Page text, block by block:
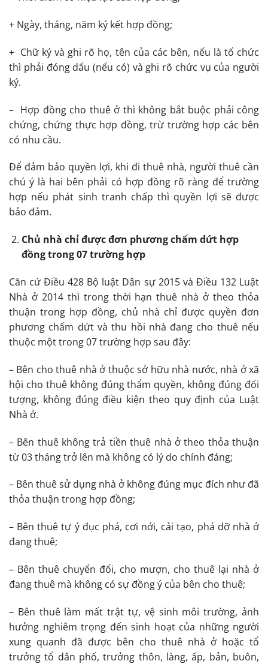
+ Ngày, tháng, năm ký kết hợp đồng;
+ Chữ ký và ghi rõ họ, tên của các bên, nếu là tổ chức
thì phải đóng dấu (nếu có) và ghi rõ chức vụ của người
ký.
– Hợp đồng cho thuê ở thì không bắt buộc phải công
chứng, chứng thực hợp đồng, trừ trường hợp các bên
có nhu cầu.
Để đảm bảo quyền lợi, khi đi thuê nhà, người thuê cần
chú ý là hai bên phải có hợp đồng rõ ràng để trường
hợp nếu phát sinh tranh chấp thì quyền lợi sẽ được
bảo đảm.
Chủ nhà chỉ được đơn phương chấm dứt hợp
đồng trong 07 trường hợp
Căn cứ Điều 428 Bộ luật Dân sự 2015 và Điều 132 Luật
Nhà ở 2014 thì trong thời hạn thuê nhà ở theo thỏa
thuận trong hợp đồng, chủ nhà chỉ được quyền đơn
phương chấm dứt và thu hồi nhà đang cho thuê nếu
thuộc một trong 07 trường hợp sau đây:
– Bên cho thuê nhà ở thuộc sở hữu nhà nước, nhà ở xã
hội cho thuê không đúng thẩm quyền, không đúng đối
tượng, không đúng điều kiện theo quy định của Luật
Nhà ở.
– Bên thuê không trả tiền thuê nhà ở theo thỏa thuận
từ 03 tháng trở lên mà không có lý do chính đáng;
– Bên thuê sử dụng nhà ở không đúng mục đích như đã
thỏa thuận trong hợp đồng;
– Bên thuê tự ý đục phá, cơi nới, cải tạo, phá dỡ nhà ở
đang thuê;
– Bên thuê chuyển đổi, cho mượn, cho thuê lại nhà ở
đang thuê mà không có sự đồng ý của bên cho thuê;
– Bên thuê làm mất trật tự, vệ sinh môi trường, ảnh
hưởng nghiêm trọng đến sinh hoạt của những người
xung quanh đã được bên cho thuê nhà ở hoặc tổ
trưởng tổ dân phố, trưởng thôn, làng, ấp, bản, buôn,